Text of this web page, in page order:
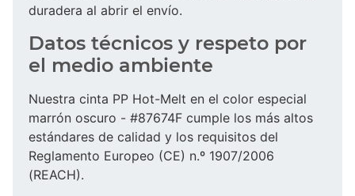
duradera al abrir el envío.
Datos técnicos y respeto por
el medio ambiente
Nuestra cinta PP Hot-Melt en el color especial
marrón oscuro - #87674F cumple los más altos
estándares de calidad y los requisitos del
Reglamento Europeo (CE) n.º 1907/2006
(REACH).